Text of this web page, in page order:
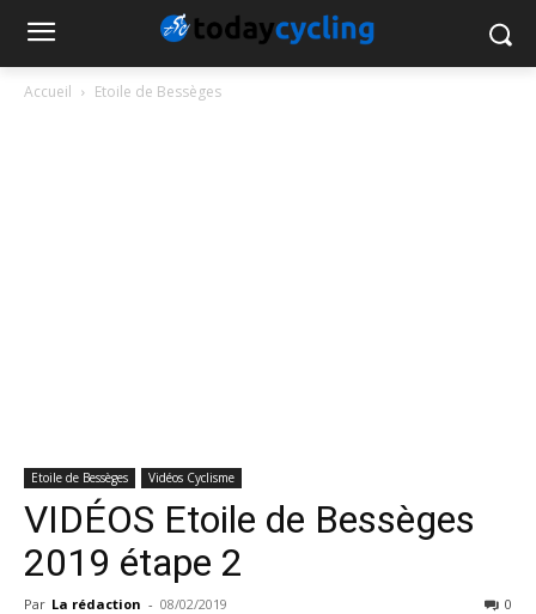
Accueil Etoile de Bessèges
Etoile de Bessèges Vidéos Cyclisme
VIDÉOS Etoile de Bessèges
2019 étape 2
Par La rédaction - 08/02/2019 0